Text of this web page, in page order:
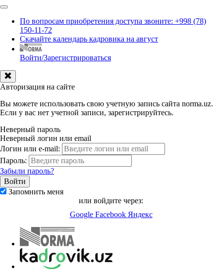
По вопросам приобретения доступа звоните: +998 (78)
150-11-72
Скачайте календарь кадровика на август
Войти/Зарегистрироваться
Авторизация на сайте
Вы можете использовать свою учетную запись сайта norma.uz.
Если у вас нет учетной записи, зарегистрируйтесь.
Неверный пароль
Неверный логин или email
Логин или e-mail:
Пароль:
Забыли пароль?
Запомнить меня
или войдите через:
Google Facebook Яндекс